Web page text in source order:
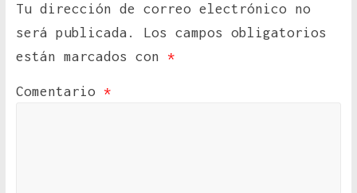
Tu dirección de correo electrónico no
será publicada.
Los campos obligatorios
están marcados con *
Comentario *